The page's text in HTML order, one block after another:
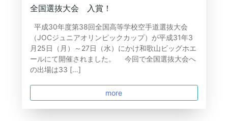
全国選抜大会 入賞！
平成30年度第38回全国高等学校空手道選抜大会
（JOCジュニアオリンピックカップ）が平成31年3
月25日（月）～27日（水）にかけ和歌山ビッグホエ
ールにて開催されました。 今回で全国選抜大会へ
の出場は33 […]
more